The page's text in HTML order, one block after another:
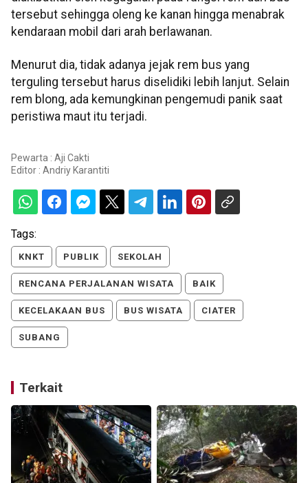
tersebut sehingga oleng ke kanan hingga menabrak
kendaraan mobil dari arah berlawanan.
Menurut dia, tidak adanya jejak rem bus yang
terguling tersebut harus diselidiki lebih lanjut. Selain
rem blong, ada kemungkinan pengemudi panik saat
peristiwa maut itu terjadi.
Pewarta : Aji Cakti
Editor : Andriy Karantiti
Tags:
KNKT PUBLIK SEKOLAH
RENCANA PERJALANAN WISATA BAIK
KECELAKAAN BUS BUS WISATA CIATER
SUBANG
Terkait